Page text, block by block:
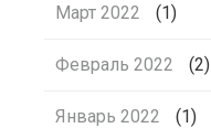
Март 2022 (1)
Февраль 2022 (2)
Январь 2022 (1)